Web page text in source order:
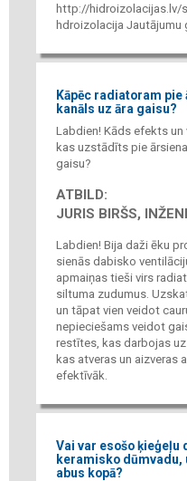
http://hidroizolacijas.lv/
hdroizolacija Jautājumu
Kāpēc radiatoram pie
kanāls uz āra gaisu?
Labdien! Kāds efekts un
kas uzstādīts pie
gaisu?
ATBILD:
JURIS BIRŠS,
Labdien! Bija daži ēku
sienās dabisko
apmaiņas tieši virs
siltuma zudumus.
un tāpat vien veidot
nepieciešams veidot
restītes, kas darbojas
kas atveras un aizveras
efektīvāk.
Vai var esošo ķieģeļu
keramisko dūmvadu,
abus kopā?